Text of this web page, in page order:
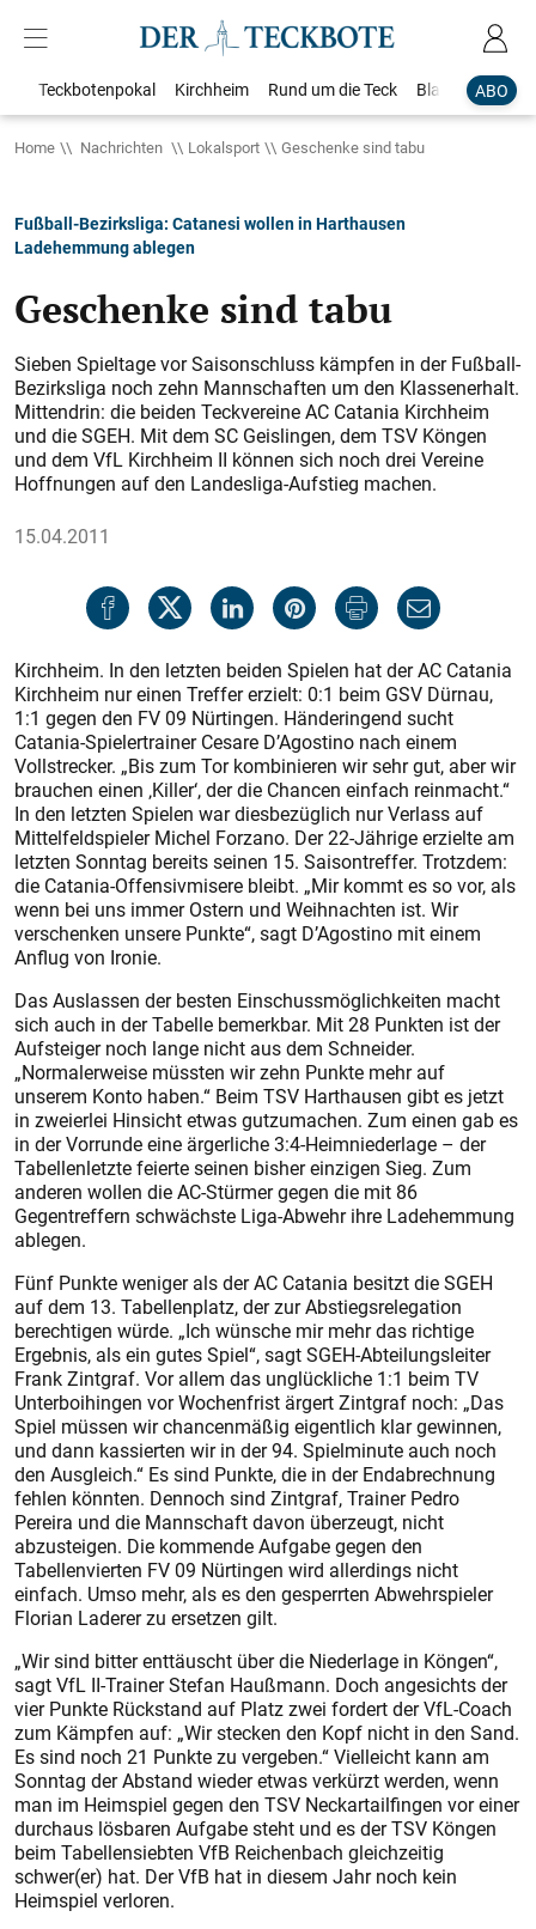
ABO
Teckbotenpokal Kirchheim Rund um die Teck Blaulicht
Home Nachrichten Lokalsport Geschenke sind tabu
Fußball-Bezirksliga: Catanesi wollen in Harthausen
Ladehemmung ablegen
Geschenke sind tabu
Sieben Spieltage vor Saisonschluss kämpfen in der Fußball-
Bezirksliga noch zehn Mannschaften um den Klassenerhalt.
Mittendrin: die beiden Teckvereine AC Catania Kirchheim
und die SGEH. Mit dem SC Geislingen, dem TSV Köngen
und dem VfL Kirchheim II können sich noch drei Vereine
Hoffnungen auf den Landesliga-Aufstieg machen.
15.04.2011
Kirchheim. In den letzten beiden Spielen hat der AC Catania
Kirchheim nur einen Treffer erzielt: 0:1 beim GSV Dürnau,
1:1 gegen den FV 09 Nürtingen. Händeringend sucht
Catania-Spielertrainer Cesare D’Agostino nach einem
Vollstrecker. „Bis zum Tor kombinieren wir sehr gut, aber wir
brauchen einen ‚Killer‘, der die Chancen einfach reinmacht.“
In den letzten Spielen war diesbezüglich nur Verlass auf
Mittelfeldspieler Michel Forzano. Der 22-Jährige erzielte am
letzten Sonntag bereits seinen 15. Saisontreffer. Trotzdem:
die Catania-Offensiv­misere bleibt. „Mir kommt es so vor, als
wenn bei uns immer Ostern und Weihnachten ist. Wir
verschenken unsere Punkte“, sagt D’Agostino mit einem
Anflug von Ironie.
Das Auslassen der besten Einschussmöglichkeiten macht
sich auch in der Tabelle bemerkbar. Mit 28 Punkten ist der
Aufsteiger noch lange nicht aus dem Schneider.
„Normalerweise müssten wir zehn Punkte mehr auf
unserem Konto haben.“ Beim TSV Harthausen gibt es jetzt
in zweierlei Hinsicht etwas gutzumachen. Zum einen gab es
in der Vorrunde eine ärgerliche 3:4-Heimniederlage – der
Tabellenletzte feierte seinen bisher einzigen Sieg. Zum
anderen wollen die AC-Stürmer gegen die mit 86
Gegentreffern schwächste Liga-Abwehr ihre Ladehemmung
ablegen.
Fünf Punkte weniger als der AC Catania besitzt die SGEH
auf dem 13. Tabellenplatz, der zur Abstiegsrelegation
berechtigen würde. „Ich wünsche mir mehr das richtige
Ergebnis, als ein gutes Spiel“, sagt SGEH-Abteilungsleiter
Frank Zintgraf. Vor allem das unglückliche 1:1 beim TV
Unterboihingen vor Wochenfrist ärgert Zintgraf noch: „Das
Spiel müssen wir chancenmäßig eigentlich klar gewinnen,
und dann kassierten wir in der 94. Spielminute auch noch
den Ausgleich.“ Es sind Punkte, die in der Endabrechnung
fehlen könnten. Dennoch sind Zintgraf, Trainer Pedro
Pereira und die Mannschaft davon überzeugt, nicht
abzusteigen. Die kommende Aufgabe gegen den
Tabellenvierten FV 09 Nürtingen wird allerdings nicht
einfach. Umso mehr, als es den gesperrten Abwehrspieler
Florian Laderer zu ersetzen gilt.
„Wir sind bitter enttäuscht über die Niederlage in Köngen“,
sagt VfL II-Trainer Stefan Haußmann. Doch angesichts der
vier Punkte Rückstand auf Platz zwei fordert der VfL-Coach
zum Kämpfen auf: „Wir stecken den Kopf nicht in den Sand.
Es sind noch 21 Punkte zu vergeben.“ Vielleicht kann am
Sonntag der Abstand wieder etwas verkürzt werden, wenn
man im Heimspiel gegen den TSV Neckartailfingen vor einer
durchaus lösbaren Aufgabe steht und es der TSV Köngen
beim Tabellensiebten VfB Reichenbach gleichzeitig
schwer(er) hat. Der VfB hat in diesem Jahr noch kein
Heimspiel verloren.